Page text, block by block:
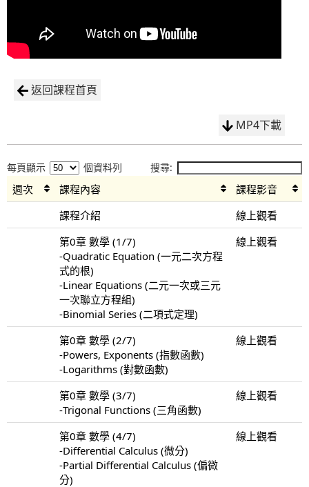
返回課程首頁
MP4下載
每頁顯示 個資料列 搜尋:
週次 課程內容
課程影音
課程介紹
線上觀看
第0章 數學 (1/7)
-Quadratic Equation (一元二次方程
式的根)
-Linear Equations (二元一次或三元
一次聯立方程組)
-Binomial Series (二項式定理)
線上觀看
第0章 數學 (2/7)
-Powers, Exponents (指數函數)
-Logarithms (對數函數)
線上觀看
第0章 數學 (3/7)
-Trigonal Functions (三角函數)
線上觀看
第0章 數學 (4/7)
-Differential Calculus (微分)
-Partial Differential Calculus (偏微
分)
線上觀看